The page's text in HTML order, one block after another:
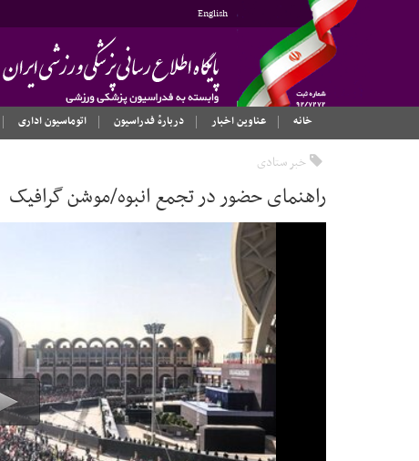
English
خانه
عناوین اخبار دربارهٔ فدراسیون اتوماسیون اداری
خبر ستادی
راهنمای حضور در تجمع انبوه/موشن گرافیک